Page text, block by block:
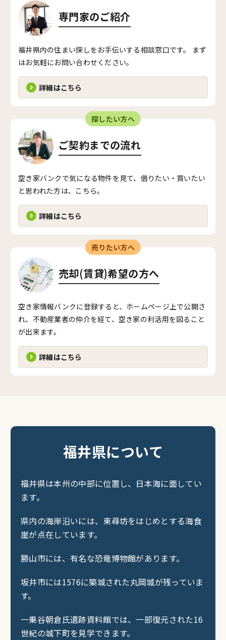
専門家のご紹介
福井県内の住まい探しをお手伝いする相談窓口です。 まず
はお気軽にお問い合わせください。
詳細はこちら
探したい方へ
ご契約までの流れ
空き家バンクで気になる物件を見て、借りたい・買いたい
と思われた方は、こちら。
詳細はこちら
売りたい方へ
売却(賃貸)希望の方へ
空き家情報バンクに登録すると、ホームページ上で公開さ
れ、不動産業者の仲介を経て、空き家の利活用を図ること
が出来ます。
詳細はこちら
福井県について
福井県は本州の中部に位置し、日本海に面してい
ます。
県内の海岸沿いには、東尋坊をはじめとする海食
崖が点在しています。
勝山市には、有名な恐竜博物館があります。
坂井市には1576に築城された丸岡城が残っていま
す。
一乗谷朝倉氏遺跡資料館では、一部復元された16
世紀の城下町を見学できます。